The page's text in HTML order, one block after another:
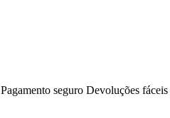
Pagamento seguro Devoluções fáceis